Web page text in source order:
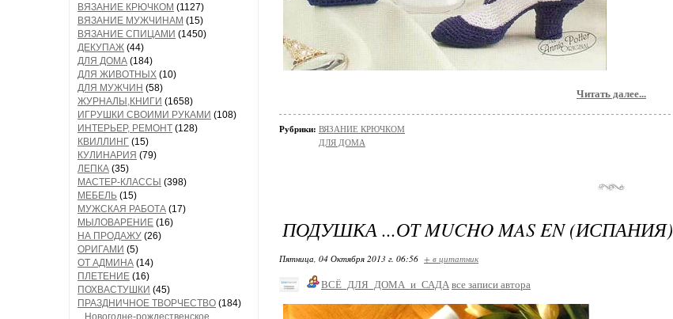
ВЯЗАНИЕ КРЮЧКОМ (1127)
ВЯЗАНИЕ МУЖЧИНАМ (15)
ВЯЗАНИЕ СПИЦАМИ (1450)
ДЕКУПАЖ (44)
ДЛЯ ДОМА (184)
ДЛЯ ЖИВОТНЫХ (10)
ДЛЯ МУЖЧИН (58)
ЖУРНАЛЫ,КНИГИ (1658)
ИГРУШКИ СВОИМИ РУКАМИ (108)
ИНТЕРЬЕР, РЕМОНТ (128)
КВИЛЛИНГ (15)
КУЛИНАРИЯ (79)
ЛЕПКА (35)
МАСТЕР-КЛАССЫ (398)
МЕБЕЛЬ (15)
МУЖСКАЯ РАБОТА (17)
МЫЛОВАРЕНИЕ (16)
НА ПРОДАЖУ (26)
ОРИГАМИ (5)
ОТ АДМИНА (14)
ПЛЕТЕНИЕ (16)
ПОХВАСТУШКИ (45)
ПРАЗДНИЧНОЕ ТВОРЧЕСТВО (184)
Новогодне-рождественское
Читать далее...
Рубрики: ВЯЗАНИЕ КРЮЧКОМ
ДЛЯ ДОМА
ПОДУШКА ...ОТ MUCHO MAS EN (ИСПАНИЯ)
Пятница, 04 Октября 2013 г. 06:56 + в цитатник
ВСЁ_ДЛЯ_ДОМА_и_САДА все записи автора